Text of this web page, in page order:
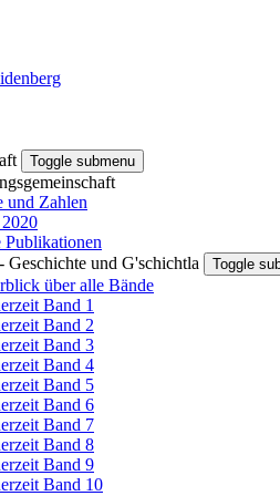
Toggle submenu
und Zahlen
Publikationen
Geschichte und G'schichtla
Toggle
über alle Bände
Band 1
Band 2
Band 3
Band 4
Band 5
Band 6
Band 7
Band 8
Band 9
Band 10